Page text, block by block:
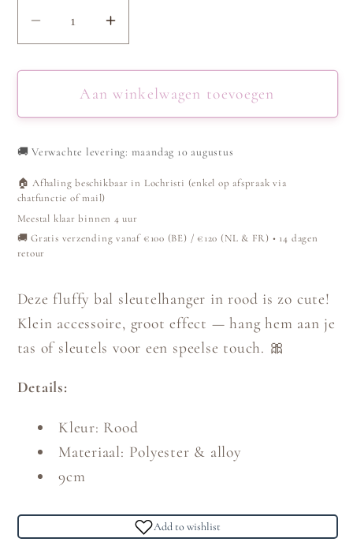
Aantal
verlagen
voor
Sleutelhanger
/
fluffy
bal
-
Rood
Aantal
verhogen
voor
Sleutelhanger
/
fluffy
bal
Rood
Aan winkelwagen toevoegen
🚚Verwachte levering: maandag 10 augustus
🏠 Afhaling beschikbaar in Lochristi (enkel op afspraak via
chatfunctie of mail)
Meestal klaar binnen 4 uur
🚚 Gratis verzending vanaf €100 (BE) / €120 (NL & FR) • 14 dagen
retour
Deze fluffy bal sleutelhanger in rood is zo cute!
Klein accessoire, groot effect — hang hem aan je
tas of sleutels voor een speelse touch. 🎀
Details:
Kleur: Rood
Materiaal: Polyester & alloy
9cm
Add to wishlist